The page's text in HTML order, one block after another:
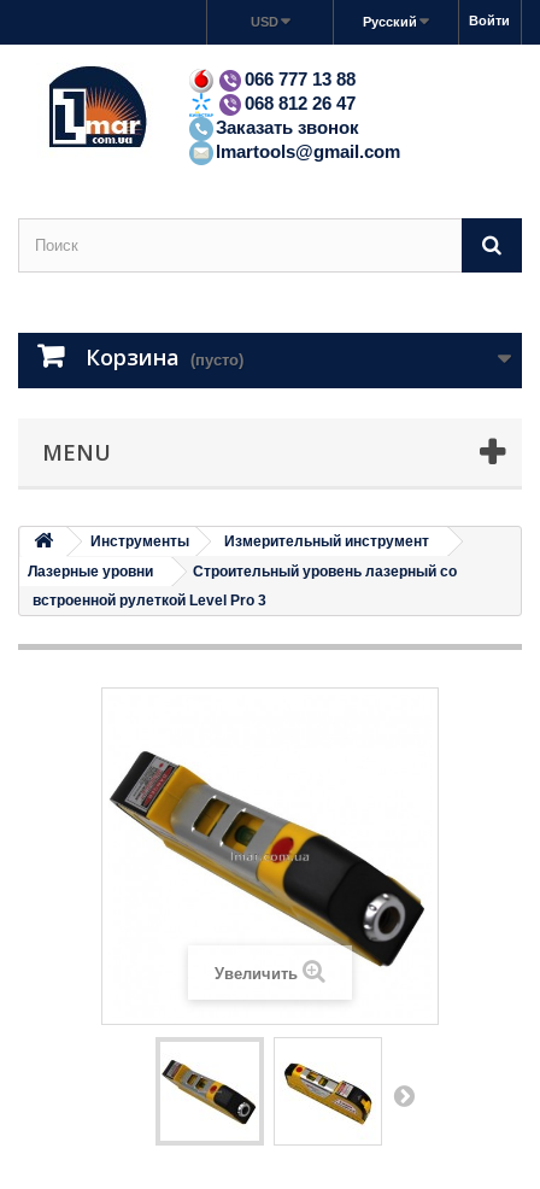
Войти
Русский
USD
066 777 13 88
068 812 26 47
Заказать звонок
lmartools@gmail.com
Корзина (пусто)
MENU
Инструменты
Измерительный инструмент
Лазерные уровни
Строительный уровень лазерный со
встроенной рулеткой Level Pro 3
Увеличить